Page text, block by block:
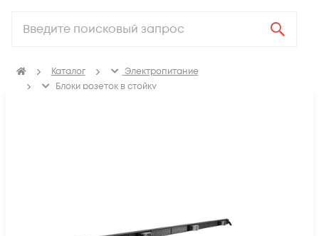
Каталог
Электропитание
Блоки розеток в стойку